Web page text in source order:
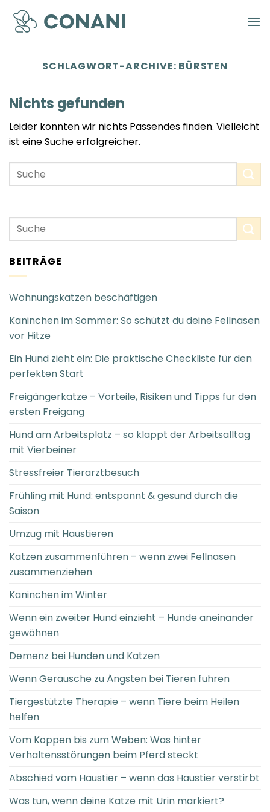
Zum
Inhalt
springen
SCHLAGWORT-ARCHIVE: BÜRSTEN
Nichts gefunden
Leider konnten wir nichts Passendes finden. Vielleicht
ist eine Suche erfolgreicher.
BEITRÄGE
Wohnungskatzen beschäftigen
Kaninchen im Sommer: So schützt du deine Fellnasen
vor Hitze
Ein Hund zieht ein: Die praktische Checkliste für den
perfekten Start
Freigängerkatze – Vorteile, Risiken und Tipps für den
ersten Freigang
Hund am Arbeitsplatz – so klappt der Arbeitsalltag
mit Vierbeiner
Stressfreier Tierarztbesuch
Frühling mit Hund: entspannt & gesund durch die
Saison
Umzug mit Haustieren
Katzen zusammenführen – wenn zwei Fellnasen
zusammenziehen
Kaninchen im Winter
Wenn ein zweiter Hund einzieht – Hunde aneinander
gewöhnen
Demenz bei Hunden und Katzen
Wenn Geräusche zu Ängsten bei Tieren führen
Tiergestützte Therapie – wenn Tiere beim Heilen
helfen
Vom Koppen bis zum Weben: Was hinter
Verhaltensstörungen beim Pferd steckt
Abschied vom Haustier – wenn das Haustier verstirbt
Was tun, wenn deine Katze mit Urin markiert?